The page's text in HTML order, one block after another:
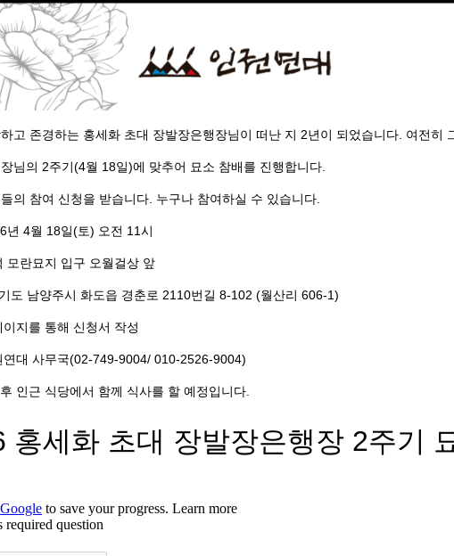
고 존경하는 홍세화 초대 장발장은행장님이 떠난 지 2년이 되었습니다. 여전히
님의 2주기(4월 18일)에 맞추어 묘소 참배를 진행합니다.
의 참여 신청을 받습니다. 누구나 참여하실 수 있습니다.
년 4월 18일(토) 오전 11시
모란묘지 입구 오월걸상 앞
도 남양주시 화도읍 경춘로 2110번길 8-102 (월산리 606-1)
이지를 통해 신청서 작성
연대 사무국(02-749-9004/ 010-2526-9004)
인근 식당에서 함께 식사를 할 예정입니다.